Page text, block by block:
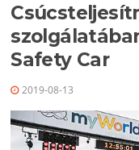
Safety Car
2019-08-13